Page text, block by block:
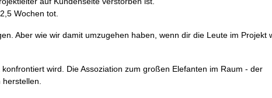
Wochen tot.
Aber wie wir damit umzugehen haben, wenn dir die Leute im Projekt
wird. Die Assoziation zum großen Elefanten im Raum - der
herstellen.